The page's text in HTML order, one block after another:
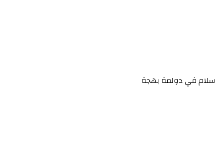
سلام في دولمة بهجة